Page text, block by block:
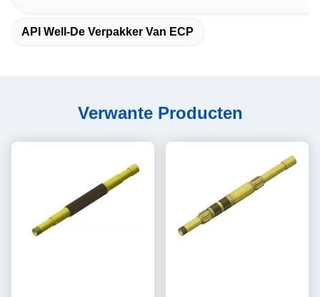
API Well-De Verpakker Van ECP
Verwante Producten